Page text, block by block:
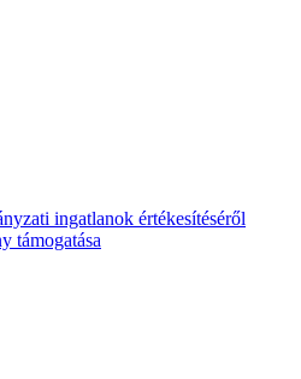
ingatlanok értékesítéséről
támogatása